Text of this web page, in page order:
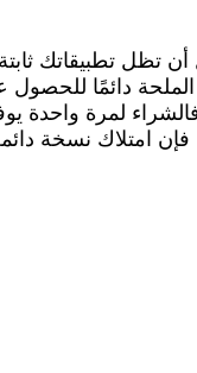
تظل تطبيقاتك
دائمًا
لمرة واحدة
امتلاك نسخة